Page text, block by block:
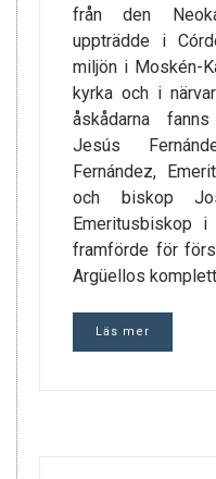
från den
uppträdde i
miljön i Moskén-
kyrka och i
åskådarna
Jesús
Fernández,
och biskop
Emeritusbiskop
framförde för
Argüellos
Läs mer